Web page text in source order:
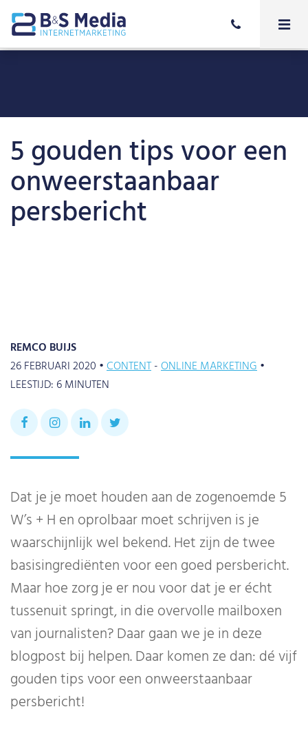
5 gouden tips voor een
onweerstaanbaar
persbericht
REMCO BUIJS
26 FEBRUARI 2020 •CONTENT ONLINE MARKETING•
LEESTIJD: 6MINUTEN
Dat je je moet houden aan de zogenoemde 5
W’s + H en oprolbaar moet schrijven is je
waarschijnlijk wel bekend. Het zijn de twee
basisingrediënten voor een goed persbericht.
Maar hoe zorg je er nou voor dat je er écht
tussenuit springt, in die overvolle mailboxen
van journalisten? Daar gaan we je in deze
blogpost bij helpen. Daar komen ze dan: dé vijf
gouden tips voor een onweerstaanbaar
persbericht!